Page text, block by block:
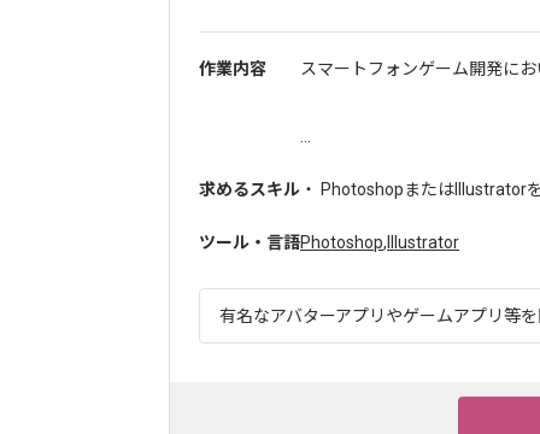
作業内容 スマートフォンゲーム開発に
求めるスキル ・ PhotoshopまたはIllustrator
ツール・言語Photoshop, Illustrator
有名なアバターアプリやゲームアプリ等